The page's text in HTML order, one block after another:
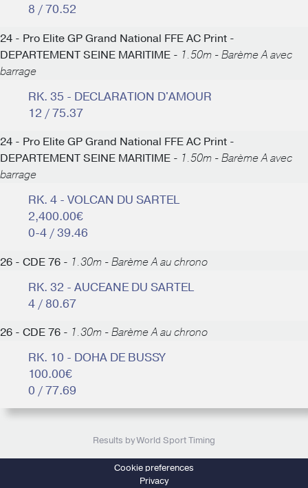
8 / 70.52
24 - Pro Elite GP Grand National FFE AC Print -
DEPARTEMENT SEINE MARITIME - 1.50m - Barème A avec
barrage
RK. 35 - DECLARATION D'AMOUR
12 / 75.37
24 - Pro Elite GP Grand National FFE AC Print -
DEPARTEMENT SEINE MARITIME - 1.50m - Barème A avec
barrage
RK. 4 - VOLCAN DU SARTEL
2,400.00€
0-4 / 39.46
26 - CDE 76 - 1.30m - Barème A au chrono
RK. 32 - AUCEANE DU SARTEL
4 / 80.67
26 - CDE 76 - 1.30m - Barème A au chrono
RK. 10 - DOHA DE BUSSY
100.00€
0 / 77.69
Results by World Sport Timing
Cookie preferences
Privacy